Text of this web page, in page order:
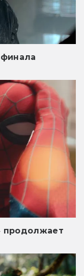
продолжает